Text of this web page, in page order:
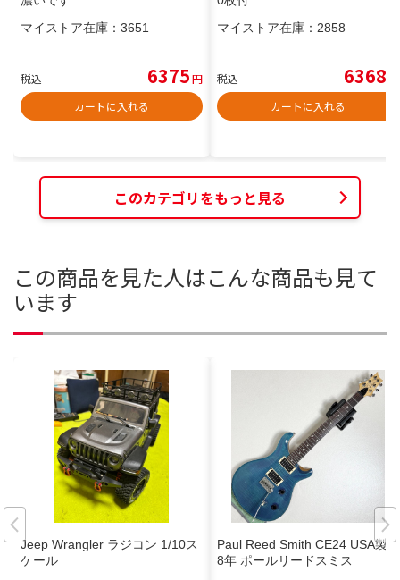
マイストア在庫： 3651
税込 6375円
カートに入れる
マイストア在庫： 2858
税込 6368
カートに入れる
このカテゴリをもっと見る
この商品を見た人はこんな商品も見て
います
Jeep Wrangler ラジコン 1/10ス
ケール
Paul Reed Smith CE24 USA製 0
8年 ポールリードスミス